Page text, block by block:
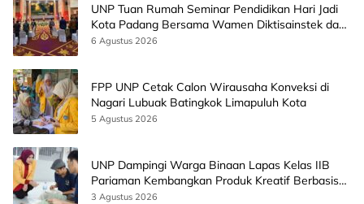
UNP Tuan Rumah Seminar Pendidikan Hari Jadi
Kota Padang Bersama Wamen Diktisainstek dan
CEO EMGS Malaysia
6 Agustus 2026
FPP UNP Cetak Calon Wirausaha Konveksi di
Nagari Lubuak Batingkok Limapuluh Kota
5 Agustus 2026
UNP Dampingi Warga Binaan Lapas Kelas IIB
Pariaman Kembangkan Produk Kreatif Berbasis
AI
3 Agustus 2026